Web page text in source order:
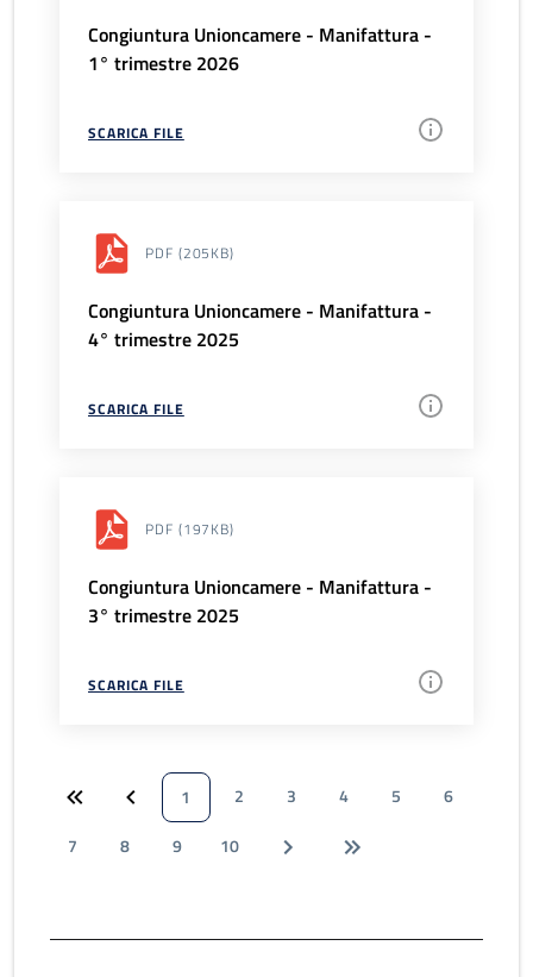
Congiuntura Unioncamere - Manifattura -
1° trimestre 2026
SCARICA FILE
PDF (205KB)
Congiuntura Unioncamere - Manifattura -
4° trimestre 2025
SCARICA FILE
PDF (197KB)
Congiuntura Unioncamere - Manifattura -
3° trimestre 2025
SCARICA FILE
1 2 3 4 5
6
7
8 9 10